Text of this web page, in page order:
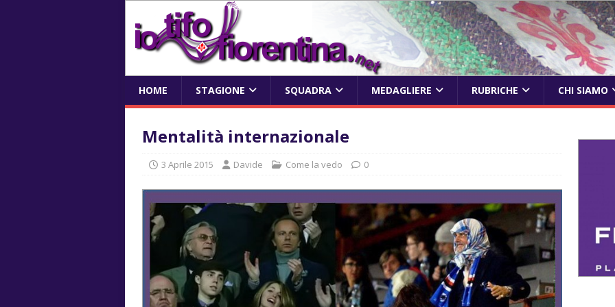
HOME STAGIONE SQUADRA MEDAGLIERE RUBRICHE CHI SIAMO
Mentalità internazionale
3 Aprile 2015 Davide Come la vedo 0